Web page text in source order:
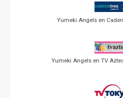
Yumeki Angels en
Yumeki Angels en TV